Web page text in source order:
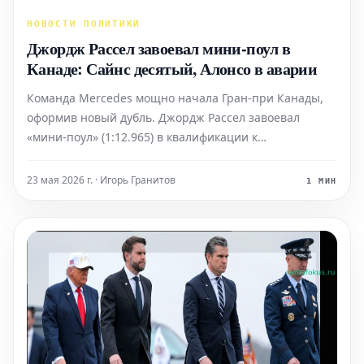
НОВОСТИ ПОЛИТИКИ
Джордж Рассел завоевал мини-поул в
Канаде: Сайнс десятый, Алонсо в аварии
Команда Mercedes мощно начала Гран-при Канады,
оформив новый дубль. Джордж Рассел завоевал
«мини-поул» (1:12.965) в квалификации к
своего товарища по команде Кими Антонелли всего
23 мая 2026 г. · Игорь Гранитов 1 МИН